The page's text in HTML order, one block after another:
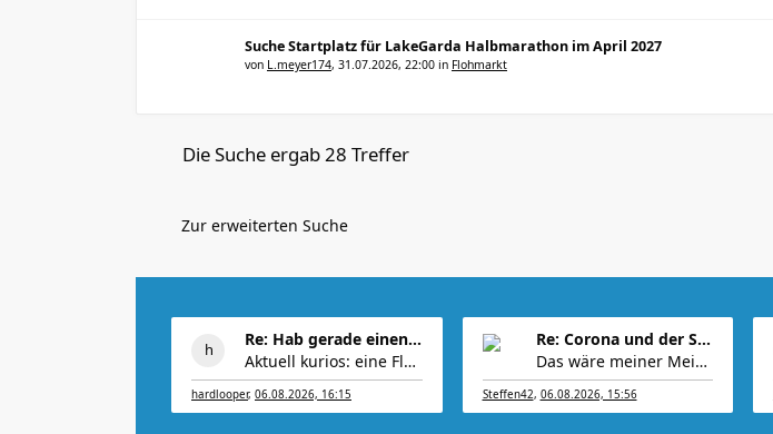
Suche Startplatz für LakeGarda Halbmarathon im April 2027
von L.meyer174, 31.07.2026, 22:00 in Flohmarkt
Die Suche ergab 28 Treffer
Zur erweiterten Suche
Re: Hab gerade einen guten Witz gelesen!
Aktuell kurios: eine Flusskreuzfahrt, die ins Wass
hardlooper, 06.08.2026, 16:15
Re: Corona und der Sport
Das wäre meiner Meinung nach ein wenig zu viel.
Steffen42, 06.08.2026, 15:56